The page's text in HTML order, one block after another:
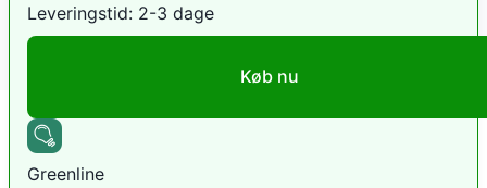
Leveringstid: 2-3 dage
Køb nu
Greenline